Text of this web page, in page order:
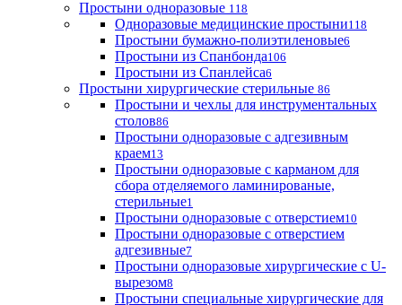
Простыни одноразовые 118
Одноразовые медицинские простыни118
Простыни бумажно-полиэтиленовые6
Простыни из Спанбонда106
Простыни из Спанлейса6
Простыни хирургические стерильные 86
Простыни и чехлы для инструментальных
столов86
Простыни одноразовые с адгезивным
краем13
Простыни одноразовые с карманом для
сбора отделяемого ламинированые,
стерильные1
Простыни одноразовые с отверстием10
Простыни одноразовые с отверстием
адгезивные7
Простыни одноразовые хирургические с U-
вырезом8
Простыни специальные хирургические для